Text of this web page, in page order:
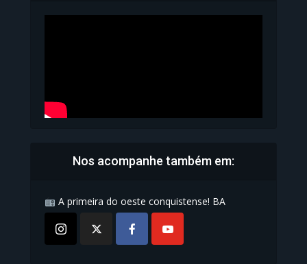
Nos acompanhe também em:
A primeira do oeste conquistense! BA